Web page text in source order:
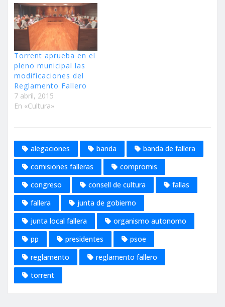
Torrent aprueba en el
pleno municipal las
modificaciones del
Reglamento Fallero
7 abril, 2015
En «Cultura»
alegaciones banda
banda de fallera
comisiones falleras
compromis
congreso
consell de cultura
fallas
fallera
junta de gobierno
junta local fallera
organismo autonomo
pp
presidentes
psoe
reglamento
reglamento fallero
torrent